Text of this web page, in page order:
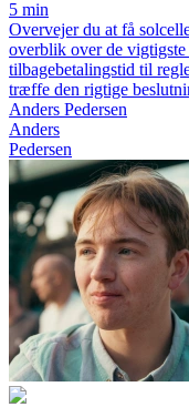
5 min
Overvejer du at få
overblik over de
tilbagebetalingstid til
træffe den rigtige
Anders Pedersen
Anders
Pedersen